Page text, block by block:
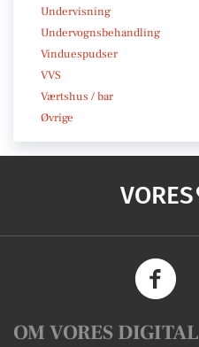
Undervisning
Undervognsbehandling
Vinduespudser
VVS
Værtshus / bar
Øvrige
VORES
OM VORES DIGITAL